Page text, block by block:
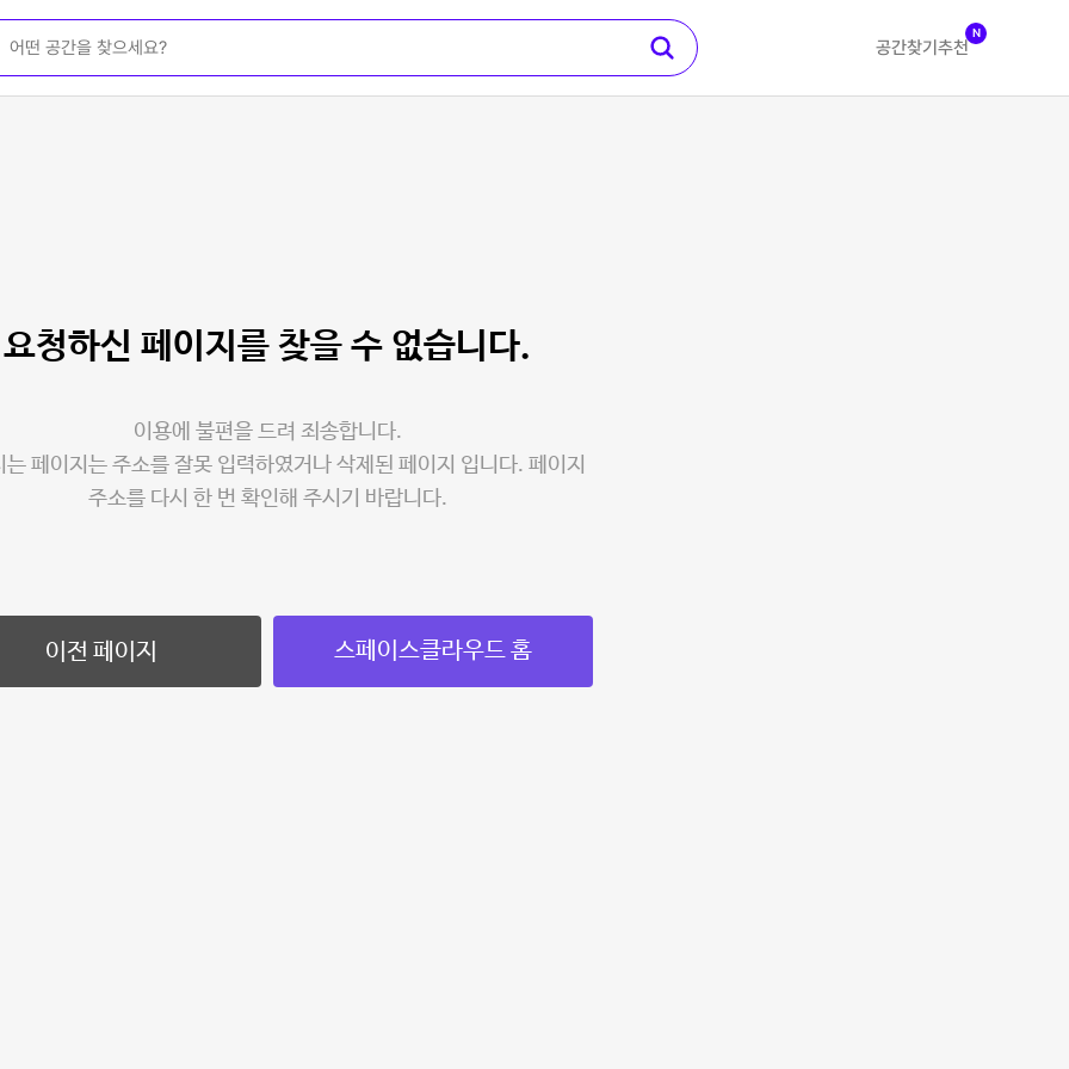
공간찾기 추천
N
요청하신 페이지를 찾을 수 없습니다.
이용에 불편을 드려 죄송합니다.
는 페이지는 주소를 잘못 입력하였거나 삭제된 페이지 입니다. 페이지
주소를 다시 한 번 확인해 주시기 바랍니다.
이전 페이지 스페이스클라우드 홈